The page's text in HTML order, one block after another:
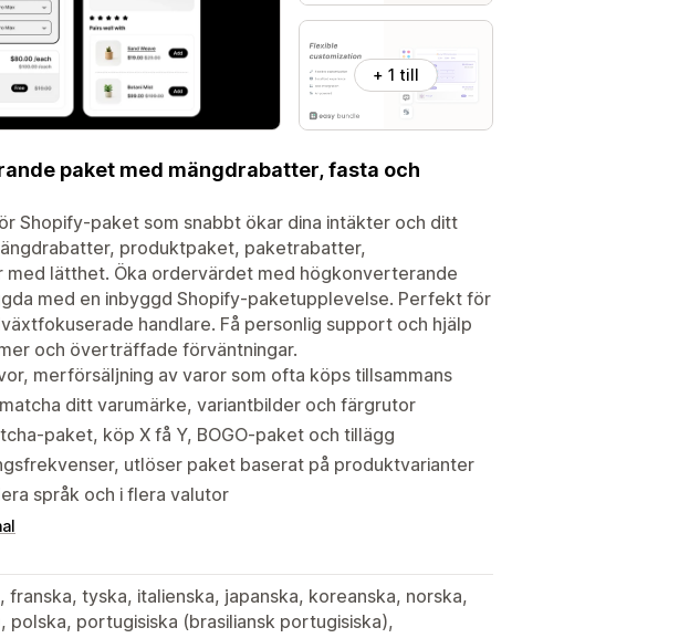
+ 1 till
paket med mängdrabatter, fasta och
Shopify-paket som snabbt ökar dina intäkter och ditt
produktpaket, paketrabatter,
lätthet. Öka ordervärdet med högkonverterande
med en inbyggd Shopify-paketupplevelse. Perfekt för
handlare. Få personlig support och hjälp
och överträffade förväntningar.
merförsäljning av varor som ofta köps tillsammans
ditt varumärke, variantbilder och färgrutor
paket, köp X få Y, BOGO-paket och tillägg
utlöser paket baserat på produktvarianter
språk och i flera valutor
franska, tyska, italienska, japanska, koreanska, norska,
polska, portugisiska (brasiliansk portugisiska),